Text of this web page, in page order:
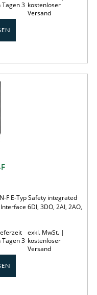
Tagen 3 kostenloser
Versand
F E-Typ Safety integrated
Interface 6DI, 3DO, 2AI, 2AO,
Tagen 3
exkl. MwSt. |
kostenloser
Versand